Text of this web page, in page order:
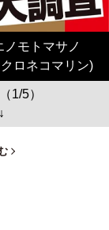
モトマサノ
ロネコマリン)
1/5）